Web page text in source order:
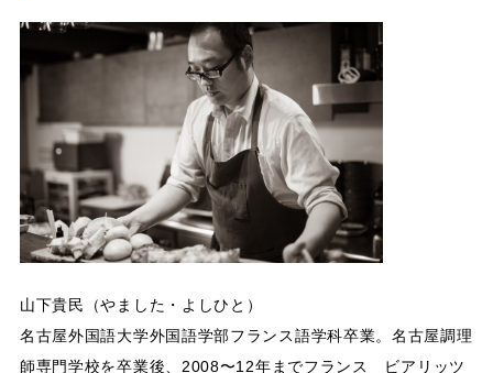
山下貴民（やました・よしひと）
名古屋外国語大学外国語学部フランス語学科卒業。名古屋調理
師専門学校を卒業後、2008〜12年までフランス ビアリッツ